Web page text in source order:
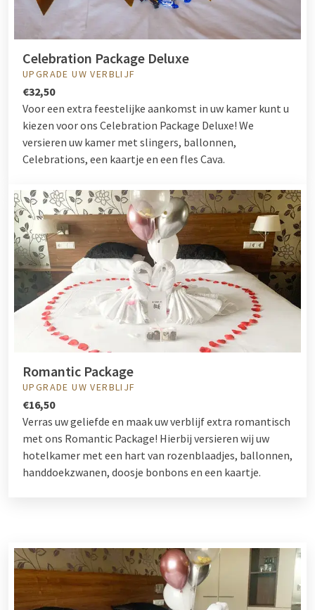
Celebration Package Deluxe
UPGRADE UW VERBLIJF
€32,50
Voor een extra feestelijke aankomst in uw kamer kunt u
kiezen voor ons Celebration Package Deluxe! We
versieren uw kamer met slingers, ballonnen,
Celebrations, een kaartje en een fles Cava.
Romantic Package
UPGRADE UW VERBLIJF
€16,50
Verras uw geliefde en maak uw verblijf extra romantisch
met ons Romantic Package! Hierbij versieren wij uw
hotelkamer met een hart van rozenblaadjes, ballonnen,
handdoekzwanen, doosje bonbons en een kaartje.